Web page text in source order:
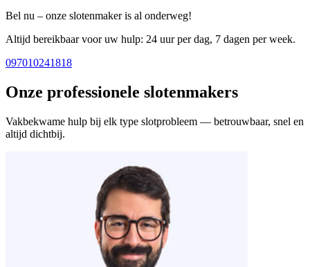
Bel nu – onze slotenmaker is al onderweg!
Altijd bereikbaar voor uw hulp: 24 uur per dag, 7 dagen per week.
097010241818
Onze professionele slotenmakers
Vakbekwame hulp bij elk type slotprobleem — betrouwbaar, snel en
altijd dichtbij.